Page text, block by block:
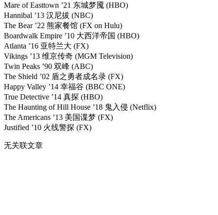
Mare of Easttown ’21 东城梦魇 (HBO)
Hannibal ’13 汉尼拔 (NBC)
The Bear ’22 熊家餐馆 (FX on Hulu)
Boardwalk Empire ’10 大西洋帝国 (HBO)
Atlanta ’16 亚特兰大 (FX)
Vikings ’13 维京传奇 (MGM Television)
Twin Peaks ’90 双峰 (ABC)
The Shield ’02 盾之勇者成名录 (FX)
Happy Valley ’14 幸福谷 (BBC ONE)
True Detective ’14 真探 (HBO)
The Haunting of Hill House ’18 鬼入侵 (Netflix)
The Americans ’13 美国谍梦 (FX)
Justified ’10 火线警探 (FX)
无关联文章